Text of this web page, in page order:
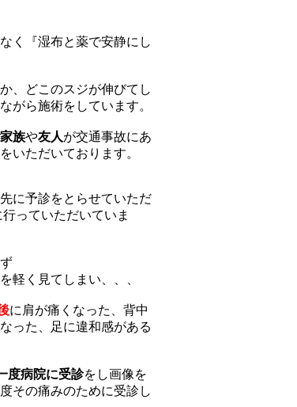
く『湿布と薬で安静にし
、どこのスジが伸びてし
がら施術をしています。
族や友人が交通事故にあ
をいただいております。
に予診をとらせていただ
っていただいていま
軽く見てしまい、、、
に肩が痛くなった、背中
った、足に違和感がある
度病院に受診をし画像を
その痛みのために受診し